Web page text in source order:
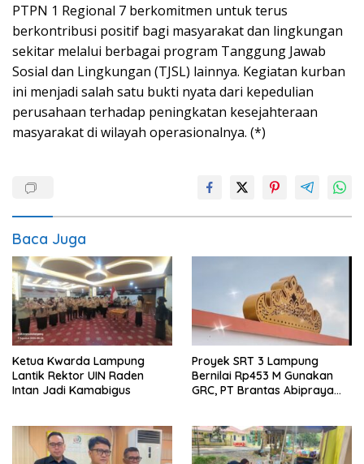
PTPN 1 Regional 7 berkomitmen untuk terus
berkontribusi positif bagi masyarakat dan lingkungan
sekitar melalui berbagai program Tanggung Jawab
Sosial dan Lingkungan (TJSL) lainnya. Kegiatan kurban
ini menjadi salah satu bukti nyata dari kepedulian
perusahaan terhadap peningkatan kesejahteraan
masyarakat di wilayah operasionalnya. (*)
Baca Juga
Ketua Kwarda Lampung
Lantik Rektor UIN Raden
Intan Jadi Kamabigus
Proyek SRT 3 Lampung
Bernilai Rp453 M Gunakan
GRC, PT Brantas Abipraya